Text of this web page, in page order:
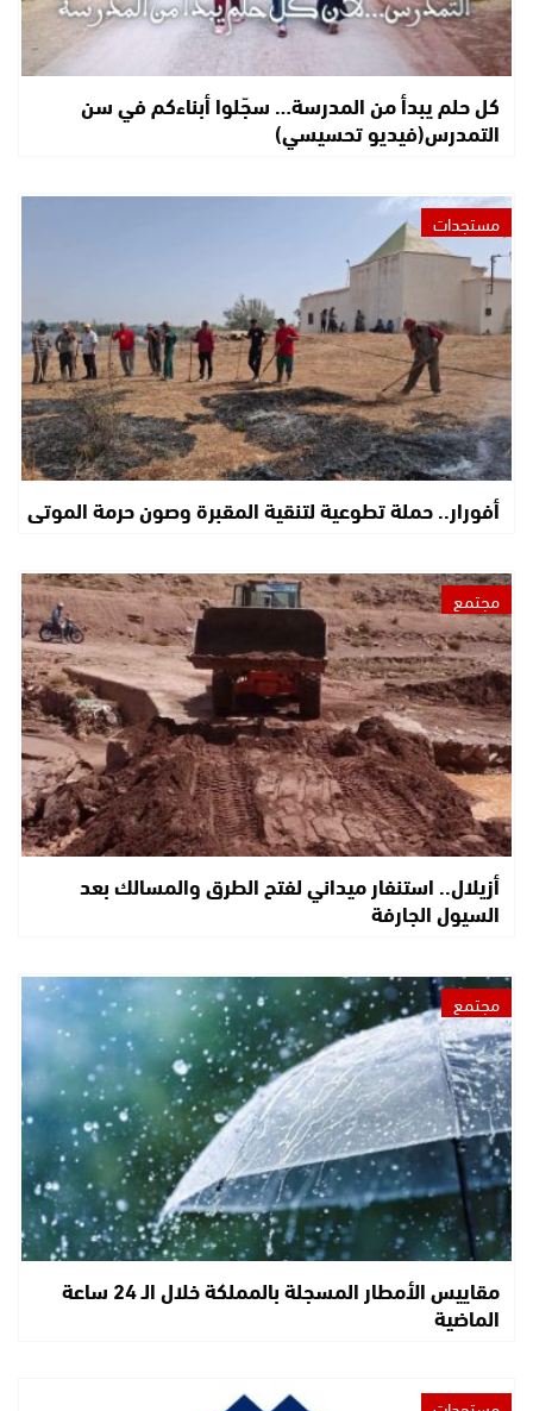
كل حلم يبدأ من المدرسة… سجّلوا أبناءكم في سن
التمدرس(فيديو تحسيسي)
مستجدات
أفورار.. حملة تطوعية لتنقية المقبرة وصون حرمة الموتى
مجتمع
أزيلال.. استنفار ميداني لفتح الطرق والمسالك بعد
السيول الجارفة
مجتمع
مقاييس الأمطار المسجلة بالمملكة خلال الـ 24 ساعة
الماضية